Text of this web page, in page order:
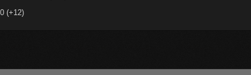
(+12)